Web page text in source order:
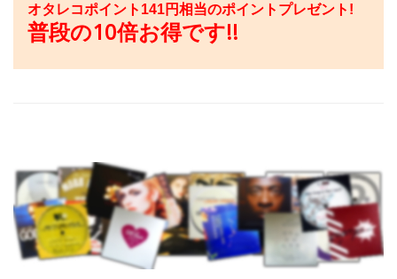
オタレコポイント 141円相当のポイントプレゼント!
普段の10倍お得です!!